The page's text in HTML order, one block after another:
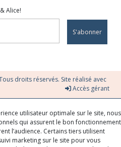
Alice!
S'abonner
droits réservés. Site réalisé avec
Accès gérant
utilisateur optimale sur le site, nous
qui assurent le bon fonctionnement
l’audience. Certains tiers utilisent
marketing sur le site pour vous